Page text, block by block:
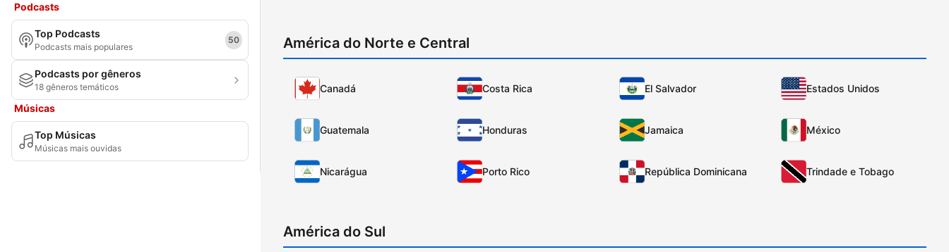
Podcasts
Top Podcasts
Podcasts mais populares
50
Podcasts por gêneros
18 gêneros temáticos
Músicas
Top Músicas
Músicas mais ouvidas
América do Norte e Central
Canadá Costa Rica El Salvador Estados Unidos
Guatemala Honduras Jamaica México
Nicarágua Porto Rico República Dominicana Trindade e Tobago
América do Sul